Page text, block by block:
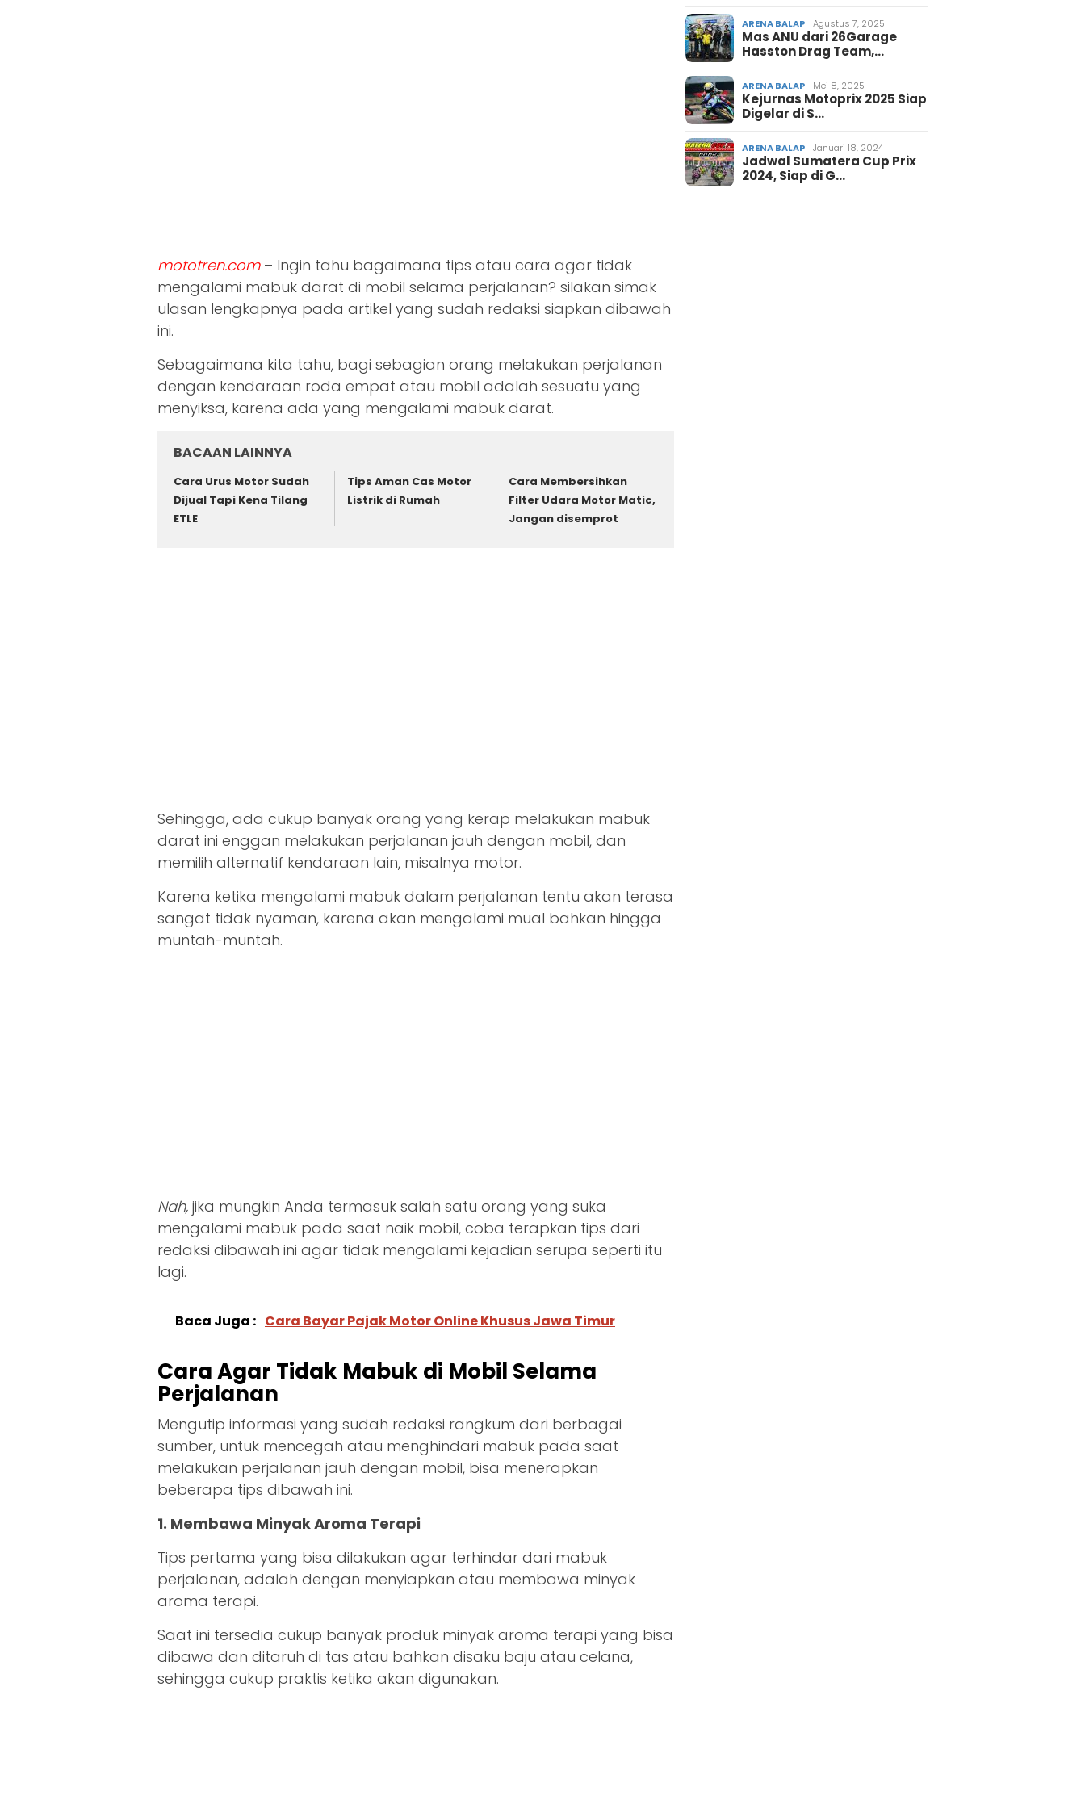
mototren.com– Ingin tahu bagaimana tips atau cara agar tidak
mengalami mabuk darat di mobil selama perjalanan? silakan simak
ulasan lengkapnya pada artikel yang sudah redaksi siapkan dibawah
ini.
Sebagaimana kita tahu, bagi sebagian orang melakukan perjalanan
dengan kendaraan roda empat atau mobil adalah sesuatu yang
menyiksa, karena ada yang mengalami mabuk darat.
BACAAN LAINNYA
Cara Urus Motor Sudah
Dijual Tapi Kena Tilang
ETLE
Tips Aman Cas Motor
Listrik di Rumah
Cara Membersihkan
Filter Udara Motor Matic,
Jangan disemprot
Sehingga, ada cukup banyak orang yang kerap melakukan mabuk
darat ini enggan melakukan perjalanan jauh dengan mobil, dan
memilih alternatif kendaraan lain, misalnya motor.
Karena ketika mengalami mabuk dalam perjalanan tentu akan terasa
sangat tidak nyaman, karena akan mengalami mual bahkan hingga
muntah-muntah.
Nah, jika mungkin Anda termasuk salah satu orang yang suka
mengalami mabuk pada saat naik mobil, coba terapkan tips dari
redaksi dibawah ini agar tidak mengalami kejadian serupa seperti itu
lagi.
Baca Juga : Cara Bayar Pajak Motor Online Khusus Jawa Timur
Cara Agar Tidak Mabuk di Mobil Selama
Perjalanan
Mengutip informasi yang sudah redaksi rangkum dari berbagai
sumber, untuk mencegah atau menghindari mabuk pada saat
melakukan perjalanan jauh dengan mobil, bisa menerapkan
beberapa tips dibawah ini.
1. Membawa Minyak Aroma Terapi
Tips pertama yang bisa dilakukan agar terhindar dari mabuk
perjalanan, adalah dengan menyiapkan atau membawa minyak
aroma terapi.
Saat ini tersedia cukup banyak produk minyak aroma terapi yang bisa
dibawa dan ditaruh di tas atau bahkan disaku baju atau celana,
sehingga cukup praktis ketika akan digunakan.
ARENA BALAP Agustus 7, 2025
Mas ANU dari 26Garage
Hasston Drag Team,…
ARENA BALAP Mei 8, 2025
Kejurnas Motoprix 2025 Siap
Digelar di S…
ARENA BALAP Januari 18, 2024
Jadwal Sumatera Cup Prix
2024, Siap di G…